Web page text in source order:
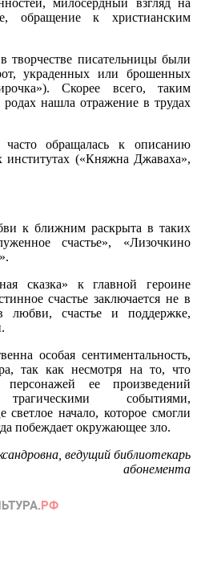
обращение к христианским
писательницы были
украденных или брошенных
Скорее всего, таким
нашла отражение в трудах
обращалась к описанию
(«Княжна Джаваха»,
к ближним раскрыта в таких
счастье», «Лизочкино
сказка» к главной героине
счастье заключается не в
любви, счастье и поддержке,
особая сентиментальность,
так как несмотря на то, что
персонажей ее произведений
событиями,
светлое начало, которое смогли
побеждает окружающее зло.
ведущий библиотекарь
абонемента